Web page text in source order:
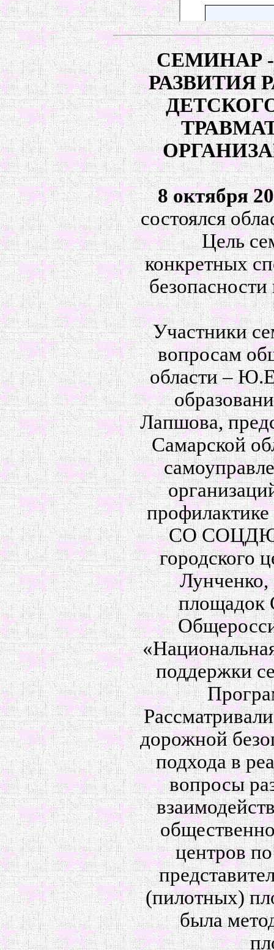
СЕМИНАР
РАЗВИТИЯ
8 октября
состоялся
Цель
конкретных
Участники
вопросам
области –
Лапшова,
Самарской
СО
городского
Лунченко,
площадок
поддержки
дорожной
подхода в
вопросы
центров
(пилотных)
была